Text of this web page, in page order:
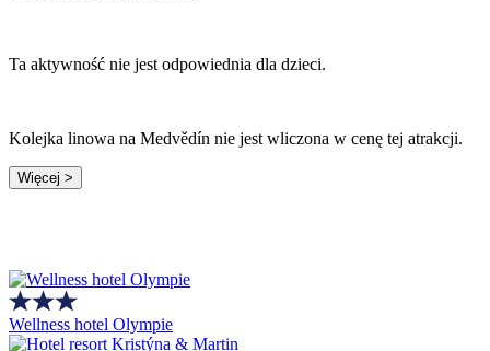
Ta aktywność nie jest odpowiednia dla dzieci.
Kolejka linowa na Medvědín nie jest wliczona w cenę tej atrakcji.
Więcej >
Wellness hotel Olympie